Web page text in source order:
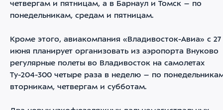
четвергам и пятницам, а в Барнаул и Томск – по
понедельникам, средам и пятницам.
Кроме этого, авиакомпания «Владивосток-Авиа» с 27
июня планирует организовать из аэропорта Внуково
регулярные полеты во Владивосток на самолетах
Ту-204-300 четыре раза в неделю – по
вторникам, четвергам и субботам.